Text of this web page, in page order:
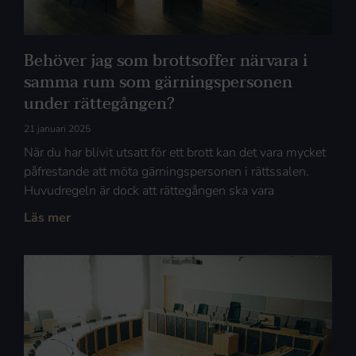
Behöver jag som brottsoffer närvara i
samma rum som gärningspersonen
under rättegången?
21 januari 2025
När du har blivit utsatt för ett brott kan det vara mycket
påfrestande att möta gärningspersonen i rättssalen.
Huvudregeln är dock att rättegången ska vara
Läs mer